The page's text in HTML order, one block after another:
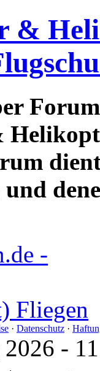
&
und
· Datenschutz ·
-